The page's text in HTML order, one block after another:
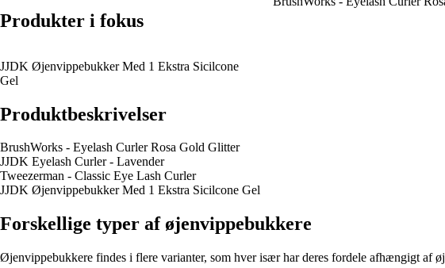
Produkter i fokus
JJDK Øjenvippebukker Med 1 Ekstra Sicilcone
Gel
Produktbeskrivelser
BrushWorks - Eyelash Curler Rosa Gold Glitter
JJDK Eyelash Curler - Lavender
Tweezerman - Classic Eye Lash Curler
JJDK Øjenvippebukker Med 1 Ekstra Sicilcone Gel
Forskellige typer af øjenvippebukkere
Øjenvippebukkere findes i flere varianter, som hver især har deres fordele afhængigt af